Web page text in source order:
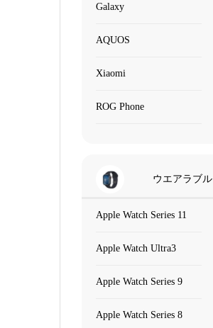
Galaxy
AQUOS
Xiaomi
ROG Phone
ウエアラブル
Apple Watch Series 11
Apple Watch Ultra3
Apple Watch Series 9
Apple Watch Series 8